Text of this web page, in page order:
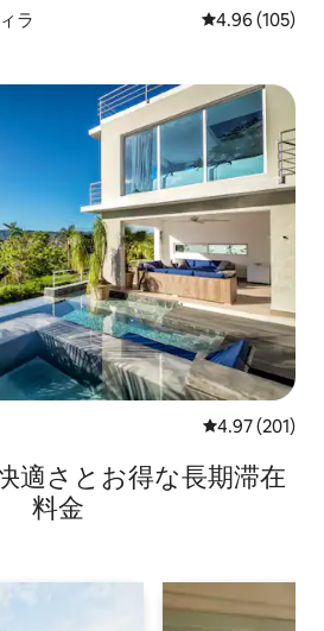
ラ レビュー105
4.96 (105)
です。
レビュー201
4.97 (201)
適⁠さ⁠とお⁠得⁠な長⁠期⁠滞⁠在
料⁠金